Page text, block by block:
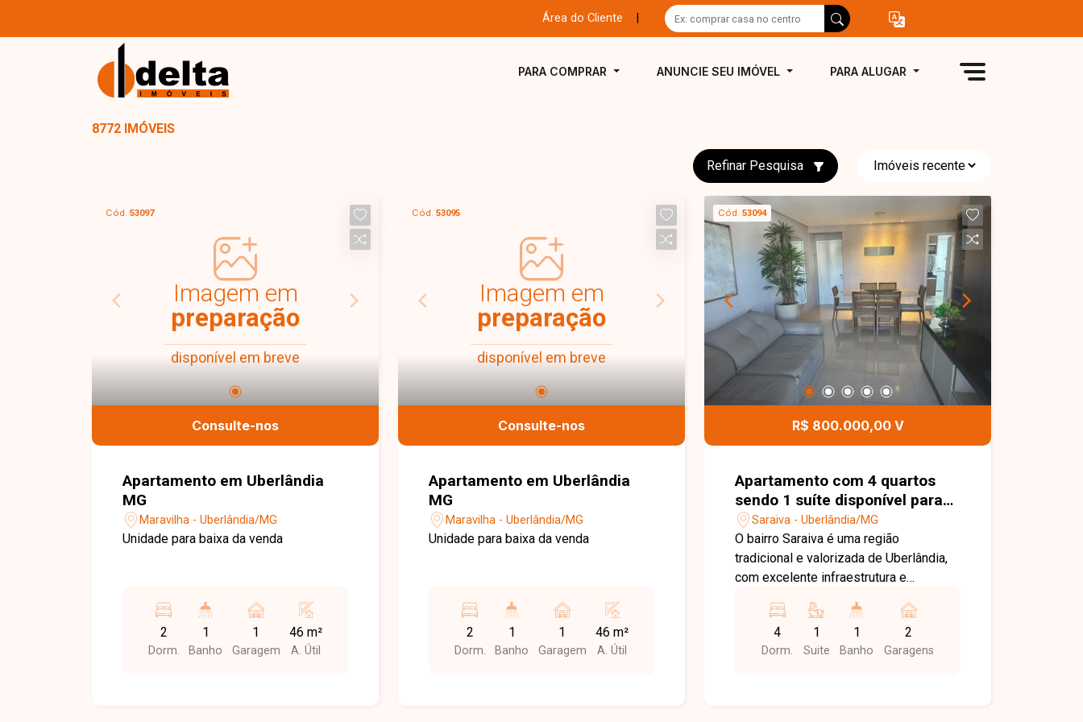
Área do Cliente
PARA COMPRAR ANUNCIE SEU IMÓVEL PARA ALUGAR
8772 IMÓVEIS
Refinar Pesquisa
Cód. 53097
Imagem em
preparação
disponível em breve
Consulte-nos
Apartamento em Uberlândia
MG
Maravilha - Uberlândia/MG
Unidade para baixa da venda
2
Dorm.
1
Banho
1
Garagem
46 m²
A. Útil
Cód. 53095
Imagem em
preparação
disponível em breve
Consulte-nos
Apartamento em Uberlândia
MG
Maravilha - Uberlândia/MG
Unidade para baixa da venda
2
Dorm.
1
Banho
1
Garagem
46 m²
A. Útil
Cód. 53094
R$ 800.000,00 V
Apartamento com 4 quartos
sendo 1 suíte disponível para
venda no bairro Saraiva em
Uberlândia-MG
Saraiva - Uberlândia/MG
O bairro Saraiva é uma região
tradicional e valorizada de Uberlândia,
com excelente infraestrutura e
supermercados, escolas, farmácias,
restaurantes, comércios e diversos
serviços, oferece fácil acesso às
4
Dorm.
1
Suite
1
Banho
2
Garagens